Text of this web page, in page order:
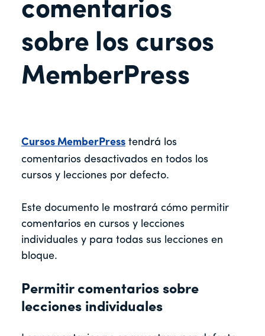
comentarios
sobre los cursos
MemberPress
Cursos MemberPress tendrá los
comentarios desactivados en todos los
cursos y lecciones por defecto.
Este documento le mostrará cómo permitir
comentarios en cursos y lecciones
individuales y para todas sus lecciones en
bloque.
Permitir comentarios sobre
lecciones individuales